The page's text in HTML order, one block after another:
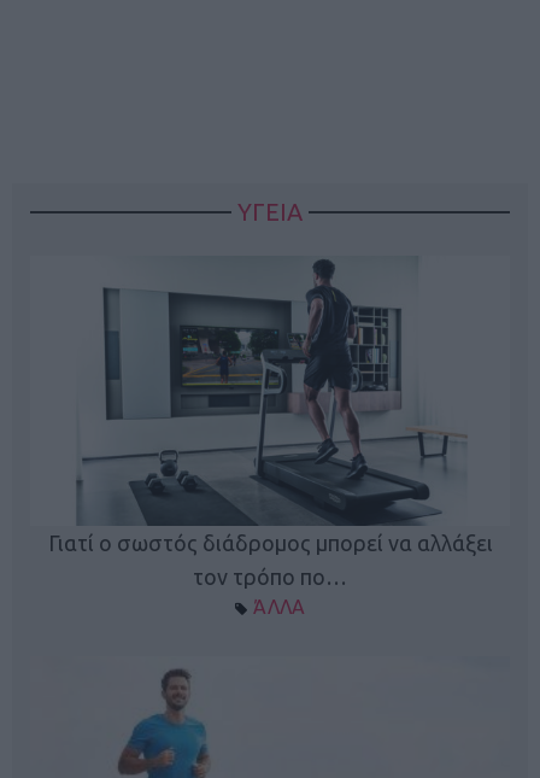
ΥΓΕΙΑ
Γιατί ο σωστός διάδρομος μπορεί να αλλάξει
τον τρόπο πο…
ΆΛΛΑ